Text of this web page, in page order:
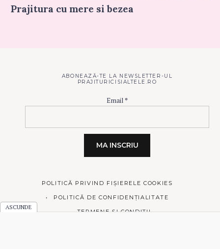
Prajitura cu mere si bezea
ABONEAZĂ-TE LA NEWSLETTER-UL
PRAJITURICISIALTELE.RO
Email*
POLITICĂ PRIVIND FIȘIERELE COOKIES
POLITICĂ DE CONFIDENȚIALITATE
TERMENE ȘI CONDIȚII